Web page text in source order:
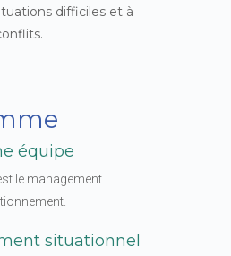
difficiles et à
équipe
le management
situationnel